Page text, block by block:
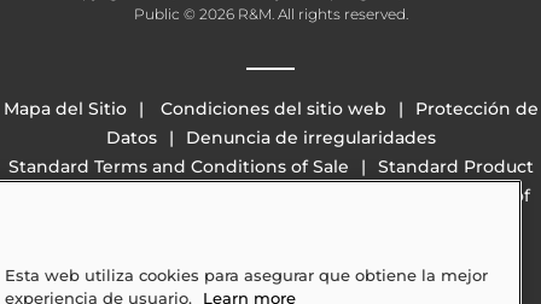
Public © 2026 R&M. All rights reserved.
Mapa del Sitio Condiciones del sitio web
Protección de
Datos
Denuncia de irregularidades
Standard Terms and Conditions of Sale
Standard Product
California Transparency in Supply Chains Act of
Esta web utiliza cookies para asegurar que obtiene la mejor
experiencia de usuario.
Learn more